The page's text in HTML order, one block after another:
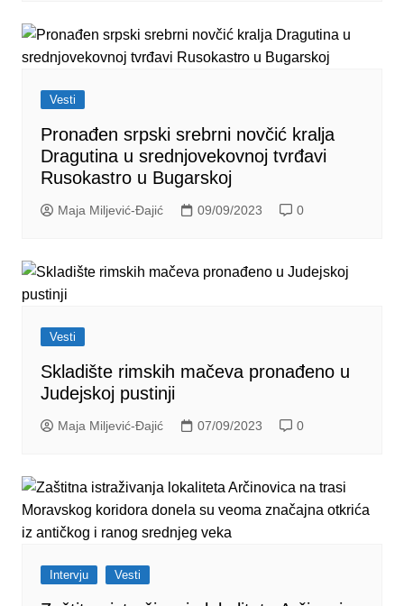
Vesti
Pronađen srpski srebrni novčić kralja
Dragutina u srednjovekovnoj tvrđavi
Rusokastro u Bugarskoj
Maja Miljević-Đajić 09/09/2023 0
Vesti
Skladište rimskih mačeva pronađeno u
Judejskoj pustinji
Maja Miljević-Đajić 07/09/2023 0
Intervju Vesti